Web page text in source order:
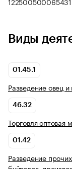
Виды
01.45.1
Разведение овец и
46.32
Торговля
01.42
Разведение